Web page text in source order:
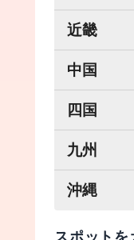
近畿
中国
四国
九州
沖縄
スポット